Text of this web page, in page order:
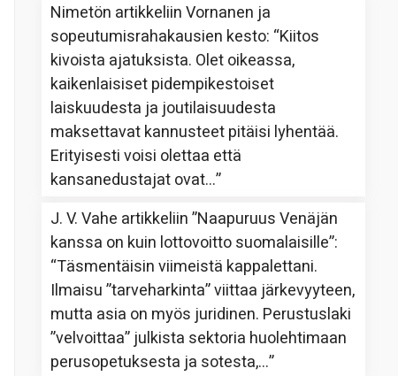
Nimetön artikkeliinVornanen ja
sopeutumisrahakausien kesto: “Kiitos
kivoista ajatuksista. Olet oikeassa,
kaikenlaisiset pidempikestoiset
laiskuudesta ja joutilaisuudesta
maksettavat kannusteet pitäisi lyhentää.
Erityisesti voisi olettaa että
kansanedustajat ovat…”
J. V. Vahe artikkeliin”Naapuruus Venäjän
kanssa on kuin lottovoitto suomalaisille”:
“Täsmentäisin viimeistä kappalettani.
Ilmaisu ”tarveharkinta” viittaa järkevyyteen,
mutta asia on myös juridinen. Perustuslaki
”velvoittaa” julkista sektoria huolehtimaan
perusopetuksesta ja sotesta,…”